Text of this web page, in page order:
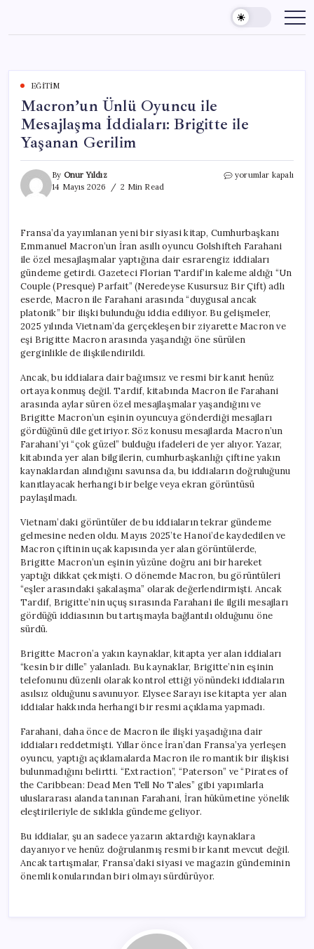
content
EĞITIM
Macron’un Ünlü Oyuncu ile
Mesajlaşma İddiaları: Brigitte ile
Yaşanan Gerilim
By Onur Yıldız
14 Mayıs 2026
2 Min Read
Macron’un
İddiaları:
Brigitte
ile
Yaşanan
Gerilim
yorumlar kapalı
Fransa’da yayımlanan yeni bir siyasi kitap, Cumhurbaşkanı
Emmanuel Macron’un İran asıllı oyuncu Golshifteh Farahani
ile özel mesajlaşmalar yaptığına dair esrarengiz iddiaları
gündeme getirdi. Gazeteci Florian Tardif’in kaleme aldığı “Un
Couple (Presque) Parfait” (Neredeyse Kusursuz Bir Çift) adlı
eserde, Macron ile Farahani arasında “duygusal ancak
platonik” bir ilişki bulunduğu iddia ediliyor. Bu gelişmeler,
2025 yılında Vietnam’da gerçekleşen bir ziyarette Macron ve
eşi Brigitte Macron arasında yaşandığı öne sürülen
gerginlikle de ilişkilendirildi.
Ancak, bu iddialara dair bağımsız ve resmi bir kanıt henüz
ortaya konmuş değil. Tardif, kitabında Macron ile Farahani
arasında aylar süren özel mesajlaşmalar yaşandığını ve
Brigitte Macron’un eşinin oyuncuya gönderdiği mesajları
gördüğünü dile getiriyor. Söz konusu mesajlarda Macron’un
Farahani’yi “çok güzel” bulduğu ifadeleri de yer alıyor. Yazar,
kitabında yer alan bilgilerin, cumhurbaşkanlığı çiftine yakın
kaynaklardan alındığını savunsa da, bu iddiaların doğruluğunu
kanıtlayacak herhangi bir belge veya ekran görüntüsü
paylaşılmadı.
Vietnam’daki görüntüler de bu iddiaların tekrar gündeme
gelmesine neden oldu. Mayıs 2025’te Hanoi’de kaydedilen ve
Macron çiftinin uçak kapısında yer alan görüntülerde,
Brigitte Macron’un eşinin yüzüne doğru ani bir hareket
yaptığı dikkat çekmişti. O dönemde Macron, bu görüntüleri
“eşler arasındaki şakalaşma” olarak değerlendirmişti. Ancak
Tardif, Brigitte’nin uçuş sırasında Farahani ile ilgili mesajları
gördüğü iddiasının bu tartışmayla bağlantılı olduğunu öne
sürdü.
Brigitte Macron’a yakın kaynaklar, kitapta yer alan iddiaları
“kesin bir dille” yalanladı. Bu kaynaklar, Brigitte’nin eşinin
telefonunu düzenli olarak kontrol ettiği yönündeki iddiaların
asılsız olduğunu savunuyor. Elysee Sarayı ise kitapta yer alan
iddialar hakkında herhangi bir resmi açıklama yapmadı.
Farahani, daha önce de Macron ile ilişki yaşadığına dair
iddiaları reddetmişti. Yıllar önce İran’dan Fransa’ya yerleşen
oyuncu, yaptığı açıklamalarda Macron ile romantik bir ilişkisi
bulunmadığını belirtti. “Extraction”, “Paterson” ve “Pirates of
the Caribbean: Dead Men Tell No Tales” gibi yapımlarla
uluslararası alanda tanınan Farahani, İran hükümetine yönelik
eleştirileriyle de sıklıkla gündeme geliyor.
Bu iddialar, şu an sadece yazarın aktardığı kaynaklara
dayanıyor ve henüz doğrulanmış resmi bir kanıt mevcut değil.
Ancak tartışmalar, Fransa’daki siyasi ve magazin gündeminin
önemli konularından biri olmayı sürdürüyor.